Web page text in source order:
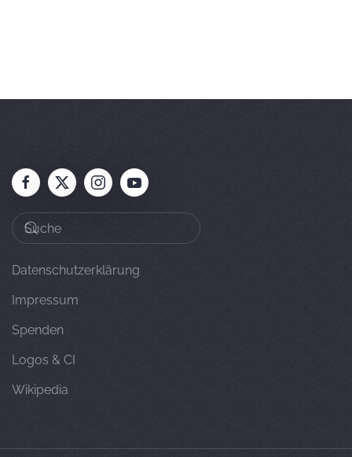
Datenschutzerklärung
Impressum
Spenden
Logos & CI
Wikipedia